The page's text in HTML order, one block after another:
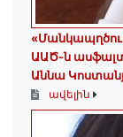
ԱԱԾ-ն
Աննա
ավելին